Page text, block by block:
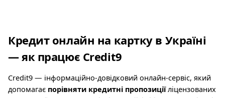
Кредит онлайн на картку в Україні
— як працює Credit9
Credit9 — інформаційно-довідковий онлайн-сервіс, який
допомагає порівняти кредитні пропозиціїліцензованих